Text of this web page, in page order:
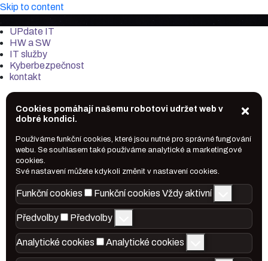
Skip to content
it-market.cz
UPdate IT
HW a SW
IT služby
Kyberbezpečnost
kontakt
Cookies pomáhají našemu robotovi udržet web v
dobré kondici.
Používáme funkční cookies, které jsou nutné pro správné fungování
webu. Se souhlasem také používáme analytické a marketingové
cookies.
Své nastavení můžete kdykoli změnit v nastavení cookies.
Funkční cookies Funkční cookies Vždy aktivní
Předvolby Předvolby
Analytické cookies Analytické cookies